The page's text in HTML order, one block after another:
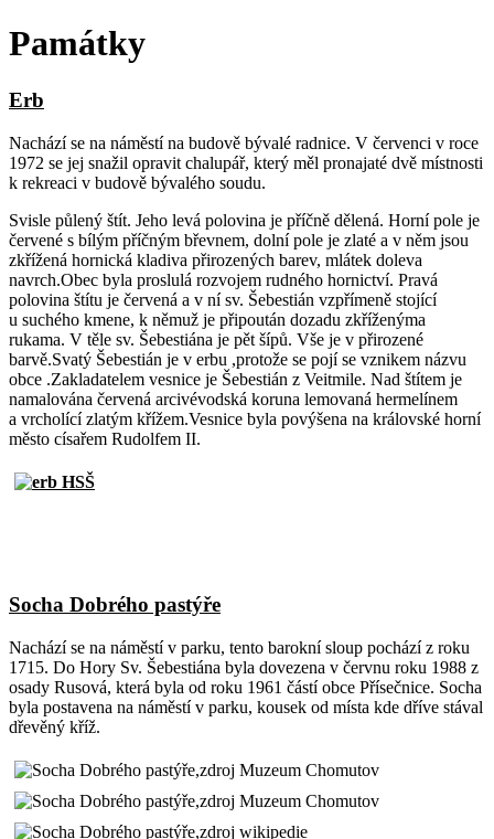
Památky
Erb
Nachází se na náměstí na budově bývalé radnice. V červenci v roce
1972 se jej snažil opravit chalupář, který měl pronajaté dvě místnosti
k rekreaci v budově bývalého soudu.
Svisle půlený štít. Jeho levá polovina je příčně dělená. Horní pole je
červené s bílým příčným břevnem, dolní pole je zlaté a v něm jsou
zkřížená hornická kladiva přirozených barev, mlátek doleva
navrch.Obec byla proslulá rozvojem rudného hornictví. Pravá
polovina štítu je červená a v ní sv. Šebestián vzpřímeně stojící
u suchého kmene, k němuž je připoután dozadu zkříženýma
rukama. V těle sv. Šebestiána je pět šípů. Vše je v přirozené
barvě.Svatý Šebestián je v erbu ,protože se pojí se vznikem názvu
obce .Zakladatelem vesnice je Šebestián z Veitmile. Nad štítem je
namalována červená arcivévodská koruna lemovaná hermelínem
a vrcholící zlatým křížem.Vesnice byla povýšena na královské horní
město císařem Rudolfem II.
Socha Dobrého pastýře
Nachází se na náměstí v parku, tento barokní sloup pochází z roku
1715. Do Hory Sv. Šebestiána byla dovezena v červnu roku 1988 z
osady Rusová, která byla od roku 1961 částí obce Přísečnice. Socha
byla postavena na náměstí v parku, kousek od místa kde dříve stával
dřevěný kříž.